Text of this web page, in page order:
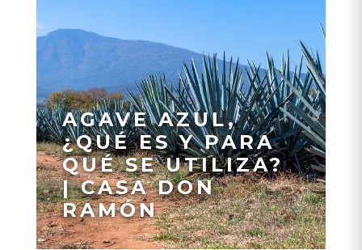
AGAVE AZUL,
¿QUÉ ES Y PARA
QUÉ SE UTILIZA?
| CASA DON
RAMÓN